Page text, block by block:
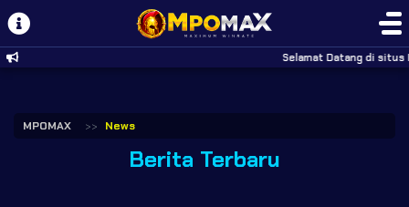
Selamat Datang di situs
MPOMAX News
Berita Terbaru